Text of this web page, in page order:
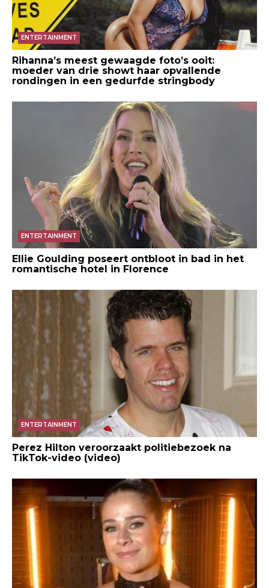
ENTERTAINMENT
Rihanna’s meest gewaagde foto’s ooit:
moeder van drie showt haar opvallende
rondingen in een gedurfde stringbody
ENTERTAINMENT
Ellie Goulding poseert ontbloot in bad in het
romantische hotel in Florence
ENTERTAINMENT
Perez Hilton veroorzaakt politiebezoek na
TikTok-video (video)